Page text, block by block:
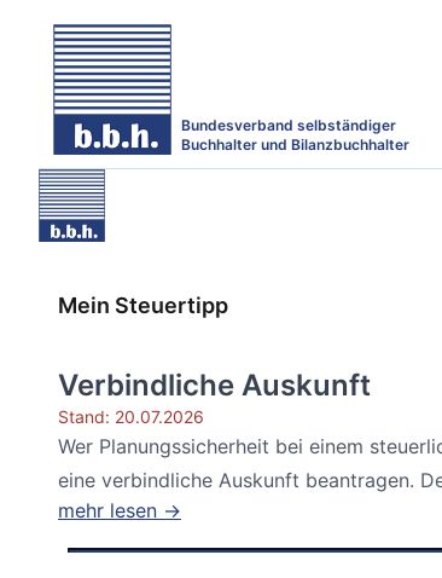
Bundesverband selbständiger
Buchhalter und Bilanzbuchhalter
Mein Steuertipp
Verbindliche Auskunft
Stand: 20.07.2026
Wer Planungssicherheit bei einem
eine verbindliche Auskunft beantragen.
mehr lesen →